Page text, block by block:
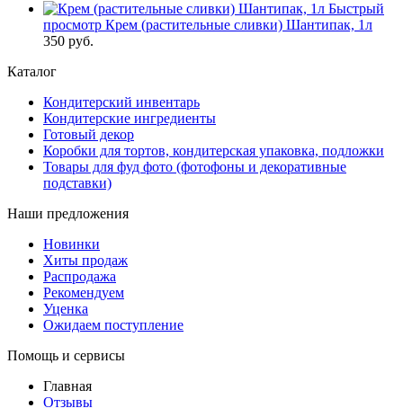
Быстрый
просмотр Крем (растительные сливки) Шантипак, 1л
350 руб.
Каталог
Кондитерский инвентарь
Кондитерские ингредиенты
Готовый декор
Коробки для тортов, кондитерская упаковка, подложки
Товары для фуд фото (фотофоны и декоративные
подставки)
Наши предложения
Новинки
Хиты продаж
Распродажа
Рекомендуем
Уценка
Ожидаем поступление
Помощь и сервисы
Главная
Отзывы